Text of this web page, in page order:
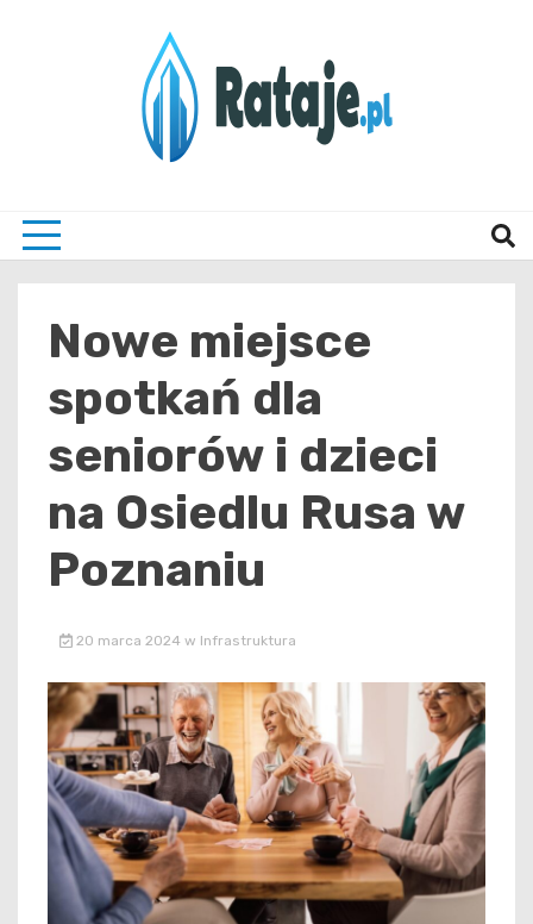
Nowe miejsce
spotkań dla
seniorów i dzieci
na Osiedlu Rusa w
Poznaniu
20 marca 2024 w Infrastruktura